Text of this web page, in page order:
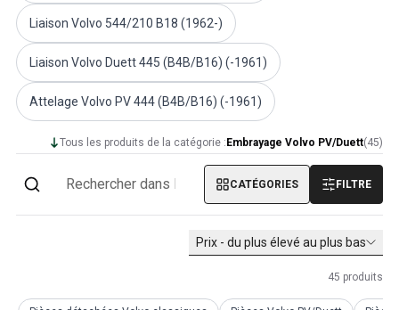
Pièces Volvo Amazon
Volvo Amazon Pièces de carrosserie
Volvo Amazon Système de freinage
Volvo Amazon Système de refroidissement
Volvo Amazon Équipement électrique
Volvo Amazon Pièces de moteur
Liaison de l'accélérateur du moteur Volvo Amazon
Volvo Amazon Système de carburant/échappement
Volvo Amazon Suspension avant
Volvo Amazon Pièces intérieures
Volvo Amazon Transmission/Suspension arrière
Liaison Volvo 544/210 B18 (1962-)
Liaison Volvo Duett 445 (B4B/B16) (-1961)
Attelage Volvo PV 444 (B4B/B16) (-1961)
Tous les produits de la catégorie : Embrayage Volvo PV/Duett(45)
CATÉGORIES FILTRE
Prix - du plus élevé au plus bas
45 produits